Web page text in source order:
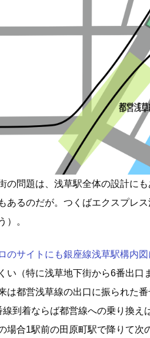
の問題は、浅草駅全体の設計に
あるのだが。つくばエクスプレ
）。
のサイトにも銀座線浅草駅構内
い（特に浅草地下街から6番出
は都営浅草線の出口に振られた
線到着ならば都営線への乗り換
場合1駅前の田原町駅で降りて次